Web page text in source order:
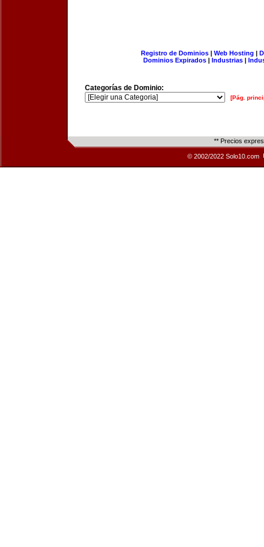
Registro de Dominios| Web Hosting |
Dominios Expirados | Industrias |
Categorías de Dominio:
[Pág.
** Precios
© 2002/2022 Solo10.com